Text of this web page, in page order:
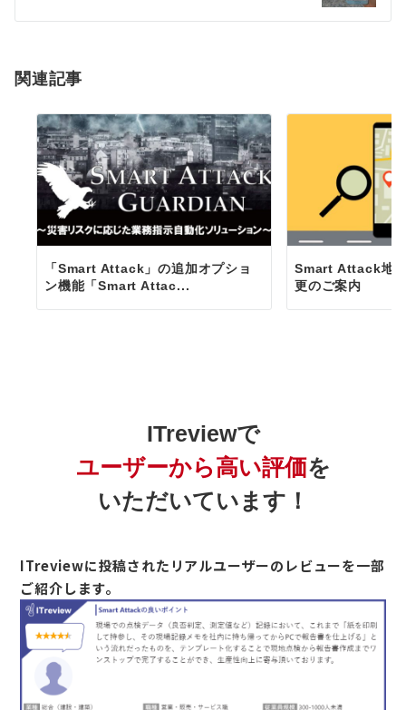
シ
ン
関連記事
「Smart Attack」の追加オプショ
ン機能「Smart Attac...
Smart Attack地
更のご案内
ITreviewで
ユーザーから高い評価を
いただいています！
ITreviewに投稿されたリアルユーザーのレビューを一部
ご紹介します。